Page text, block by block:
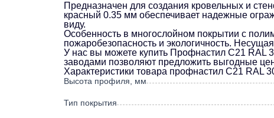
Предназначен для создания кровельных и
красный 0.35 мм обеспечивает надежные
виду.
Особенность в многослойном покрытии с
пожаробезопасность и экологичность.
У нас вы можете купить Профнастил С21 RAL
заводами позволяют предложить выгодные
Характеристики товара профнастил С21 RAL
Высота профиля, мм
Тип покрытия